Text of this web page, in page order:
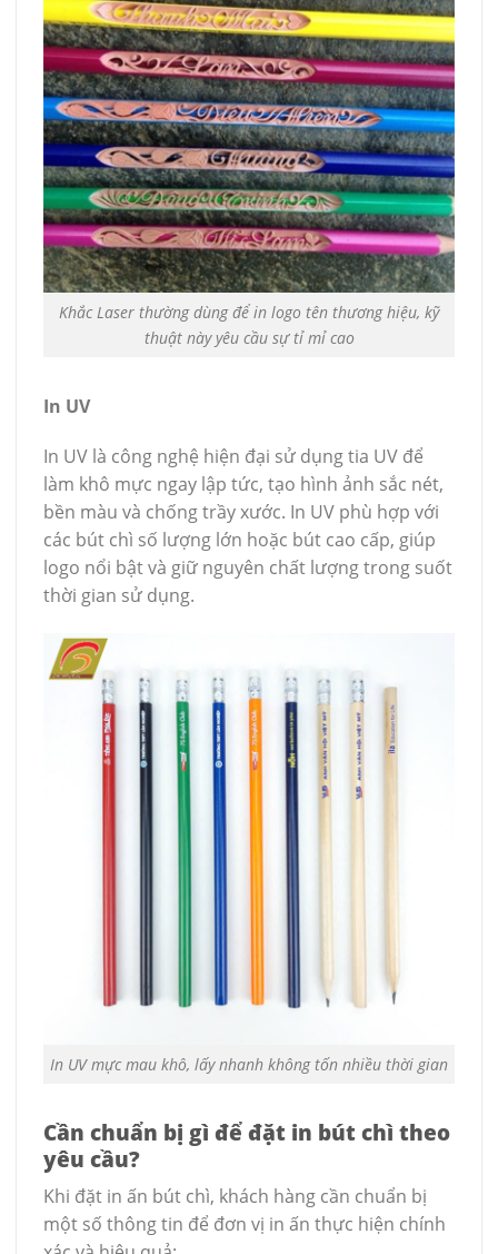
Khắc Laser thường dùng để in logo tên thương hiệu, kỹ
thuật này yêu cầu sự tỉ mỉ cao
In UV
In UV là công nghệ hiện đại sử dụng tia UV để
làm khô mực ngay lập tức, tạo hình ảnh sắc nét,
bền màu và chống trầy xước. In UV phù hợp với
các bút chì số lượng lớn hoặc bút cao cấp, giúp
logo nổi bật và giữ nguyên chất lượng trong suốt
thời gian sử dụng.
In UV mực mau khô, lấy nhanh không tốn nhiều thời gian
Cần chuẩn bị gì để đặt in bút chì theo
yêu cầu?
Khi đặt in ấn bút chì, khách hàng cần chuẩn bị
một số thông tin để đơn vị in ấn thực hiện chính